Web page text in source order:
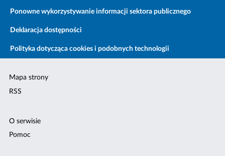
Ponowne wykorzystywanie informacji sektora publicznego
Deklaracja dostępności
Polityka dotycząca cookies i podobnych technologii
Mapa strony
RSS
O serwisie
Pomoc